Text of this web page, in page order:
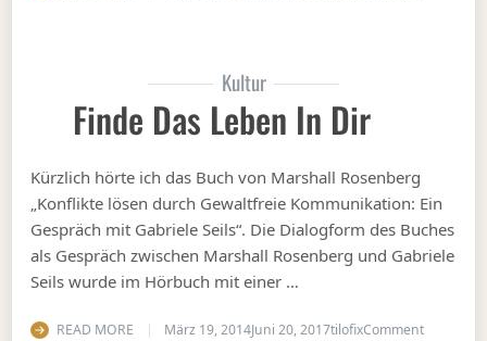
Kultur
Finde Das Leben In Dir
Kürzlich hörte ich das Buch von Marshall Rosenberg
„Konflikte lösen durch Gewaltfreie Kommunikation: Ein
Gespräch mit Gabriele Seils“. Die Dialogform des Buches
als Gespräch zwischen Marshall Rosenberg und Gabriele
Seils wurde im Hörbuch mit einer …
READ MORE März 19, 2014Juni 20, 2017tilofixCommenton Finde